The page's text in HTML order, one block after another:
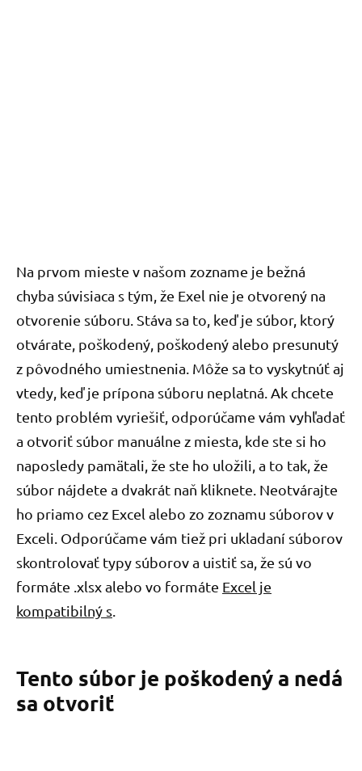
Na prvom mieste v našom zozname je bežná
chyba súvisiaca s tým, že Exel nie je otvorený na
otvorenie súboru. Stáva sa to, keď je súbor, ktorý
otvárate, poškodený, poškodený alebo presunutý
z pôvodného umiestnenia. Môže sa to vyskytnúť aj
vtedy, keď je prípona súboru neplatná. Ak chcete
tento problém vyriešiť, odporúčame vám vyhľadať
a otvoriť súbor manuálne z miesta, kde ste si ho
naposledy pamätali, že ste ho uložili, a to tak, že
súbor nájdete a dvakrát naň kliknete. Neotvárajte
ho priamo cez Excel alebo zo zoznamu súborov v
Exceli. Odporúčame vám tiež pri ukladaní súborov
skontrolovať typy súborov a uistiť sa, že sú vo
formáte .xlsx alebo vo formáte Excel je
kompatibilný s
Tento súbor je poškodený a nedá
sa otvoriť